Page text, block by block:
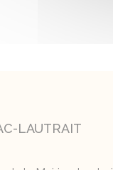
LAUTRAIT